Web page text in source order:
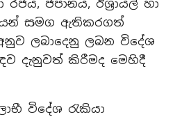
රජය, ජපානය, ඊශ්‍රායල් හා
සමග ඇතිකරගත්
ලබාදෙනු ලබන විදේශ
දැනුවත් කිරීමද මෙහිදී
විදේශ රැකියා